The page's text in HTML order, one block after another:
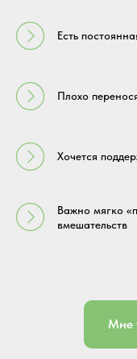
Есть
Плохо
Хочется
Важно мягко
вмешательств
Мне